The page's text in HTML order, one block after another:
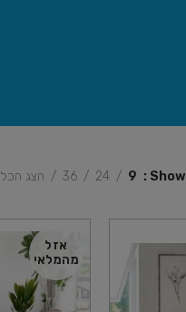
Show
9
24
36 הצג הכל
אזל
מהמלאי